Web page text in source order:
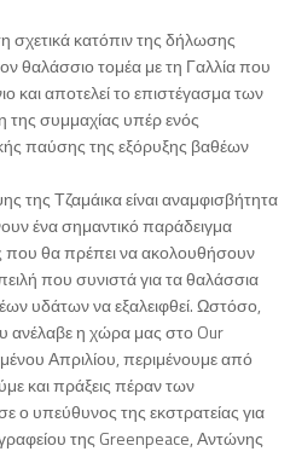
σχετικά κατόπιν της δήλωσης
θαλάσσιο τομέα με τη Γαλλία που
και αποτελεί το επιστέγασμα των
της συμμαχίας υπέρ ενός
παύσης της εξόρυξης βαθέων
της Τζαμάικα είναι αναμφισβήτητα
ένα σημαντικό παράδειγμα
που θα πρέπει να ακολουθήσουν
που συνιστά για τα θαλάσσια
υδάτων να εξαλειφθεί. Ωστόσο,
ανέλαβε η χώρα μας στο Our
Απριλίου, περιμένουμε από
και πράξεις πέραν των
υπεύθυνος της εκστρατείας για
της Greenpeace, Αντώνης